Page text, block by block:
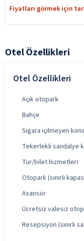
Fiyatları görmek için
Otel Özellikleri
Otel Özellikleri
Açık otopark
Bahçe
Sigara içilmeyen
Tekerlekli sandalye
Tur/bilet hizmetleri
Otopark (sınırlı
Asansör
Ücretsiz valesiz
Resepsiyon (sınırlı